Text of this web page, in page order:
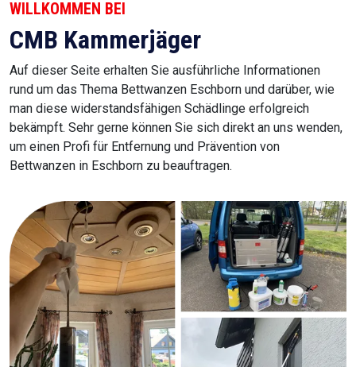
WILLKOMMEN BEI
CMB Kammerjäger
Auf dieser Seite erhalten Sie ausführliche Informationen
rund um das Thema Bettwanzen Eschborn und darüber, wie
man diese widerstandsfähigen Schädlinge erfolgreich
bekämpft. Sehr gerne können Sie sich direkt an uns wenden,
um einen Profi für Entfernung und Prävention von
Bettwanzen in Eschborn zu beauftragen.